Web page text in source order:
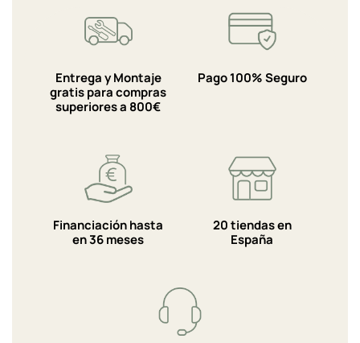
Entrega y Montaje
gratis para compras
superiores a 800€
Pago 100% Seguro
Financiación hasta
en 36 meses
20 tiendas en
España